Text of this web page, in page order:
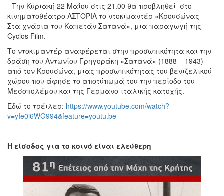
- Την Κυριακή 22 Μαΐου στις 21.00 θα προβληθεί στο
κινηματοθέατρο ΑΣΤΟΡΙΑ το ντοκιμαντέρ «Κρουσώνας –
Στα χνάρια του Καπετάν Σατανά», μια παραγωγή της
Cyclos Film.
Το ντοκιμαντέρ αναφέρεται στην προσωπικότητα και την
δράση του Αντωνίου Γρηγοράκη «Σατανά» (1888 – 1943)
από τον Κρουσώνα, μιας προσωπικότητας του βενιζελικού
χώρου που άφησε το αποτύπωμά του την περίοδο του
Μεσοπολέμου και της Γερμανο-ιταλικής κατοχής.
Εδώ το τρέιλερ: https://www.youtube.com/watch?
v=yIe0i6WG994&feature=youtu.be
Η είσοδος για το κοινό είναι ελεύθερη